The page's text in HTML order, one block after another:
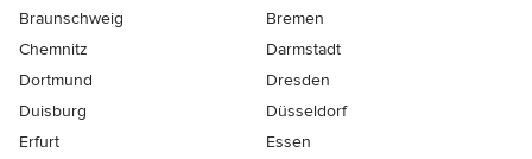
Braunschweig
Bremen
Chemnitz
Darmstadt
Dortmund
Dresden
Duisburg
Düsseldorf
Erfurt
Essen